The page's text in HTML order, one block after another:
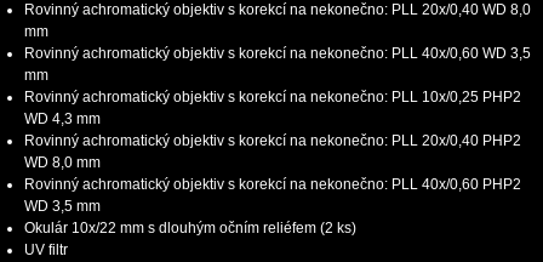
Rovinný achromatický objektiv s korekcí na nekonečno: PLL 20х/0,40 WD 8,0
mm
Rovinný achromatický objektiv s korekcí na nekonečno: PLL 40х/0,60 WD 3,5
mm
Rovinný achromatický objektiv s korekcí na nekonečno: PLL 10x/0,25 PHP2
WD 4,3 mm
Rovinný achromatický objektiv s korekcí na nekonečno: PLL 20x/0,40 PHP2
WD 8,0 mm
Rovinný achromatický objektiv s korekcí na nekonečno: PLL 40x/0,60 PHP2
WD 3,5 mm
Okulár 10x/22 mm s dlouhým očním reliéfem (2 ks)
UV filtr